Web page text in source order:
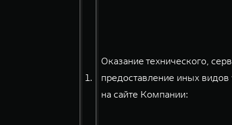
1.
Оказание технического,
предоставление иных
на сайте Компании: